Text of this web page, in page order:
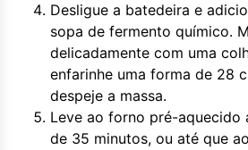
Desligue a batedeira e
sopa de fermento químico.
delicadamente com uma
enfarinhe uma forma de 28
despeje a massa.
Leve ao forno pré-aquecido
de 35 minutos, ou até que